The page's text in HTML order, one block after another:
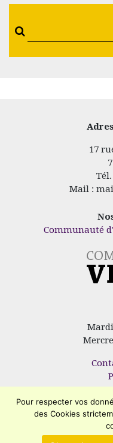
17
Tél.
Mail :
Communauté
Mardi
Pour respecter vos
des Cookies